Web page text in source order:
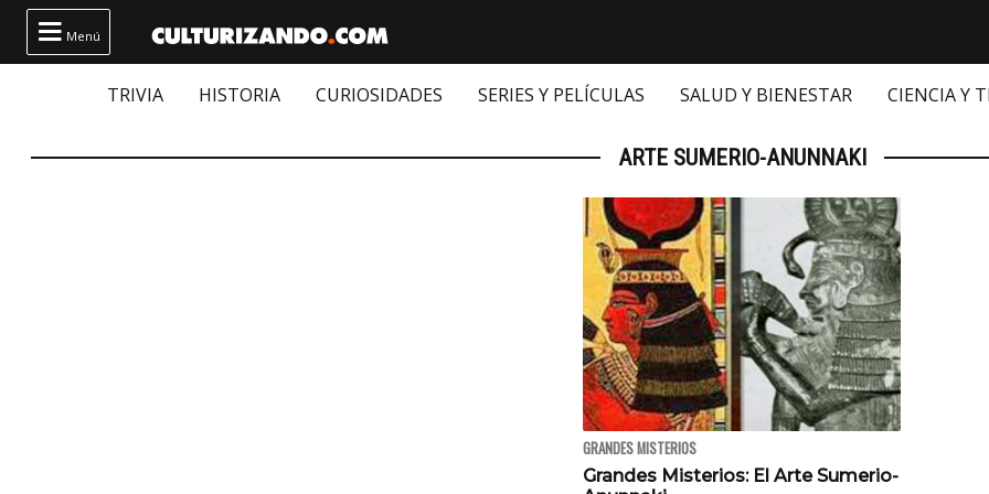
 Menú
TRIVIA HISTORIA CURIOSIDADES SERIES Y PELÍCULAS SALUD Y BIENESTAR CIENCIA Y
ARTE SUMERIO-ANUNNAKI
GRANDES MISTERIOS
Grandes Misterios: El Arte Sumerio-